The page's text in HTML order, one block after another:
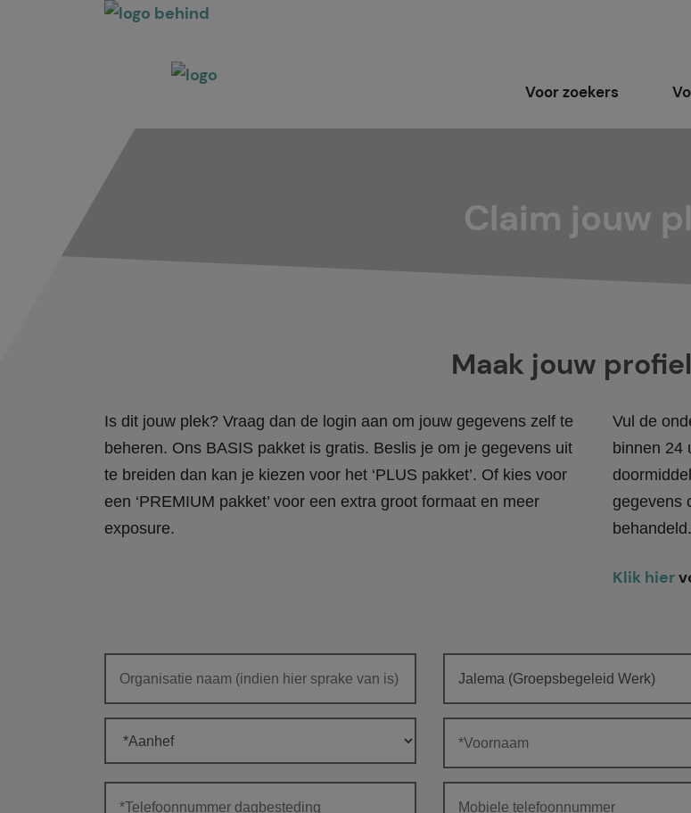
Voor zoekers
Claim jouw
Maak jouw
Is dit jouw plek? Vraag dan de login aan om jouw gegevens zelf te
beheren. Ons BASIS pakket is gratis. Beslis je om je gegevens uit
te breiden dan kan je kiezen voor het ‘PLUS pakket’. Of kies voor
een ‘PREMIUM pakket’ voor een extra groot formaat en meer
exposure.
Vul de
binnen 24
gegevens
behandeld.
Klik hier